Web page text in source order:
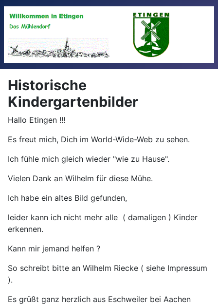
Historische
Kindergartenbilder
Hallo Etingen !!!
Es freut mich, Dich im World-Wide-Web zu sehen.
Ich fühle mich gleich wieder "wie zu Hause".
Vielen Dank an Wilhelm für diese Mühe.
Ich habe ein altes Bild gefunden,
leider kann ich nicht mehr alle ( damaligen ) Kinder
erkennen.
Kann mir jemand helfen ?
So schreibt bitte an Wilhelm Riecke ( siehe Impressum
).
Es grüßt ganz herzlich aus Eschweiler bei Aachen